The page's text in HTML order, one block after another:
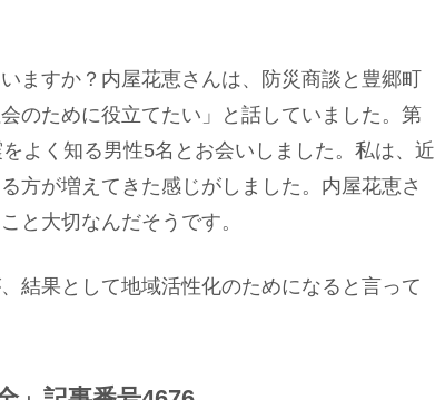
ますか？内屋花恵さんは、防災商談と豊郷町
のために役立てたい」と話していました。第
よく知る男性5名とお会いしました。私は、近
方が増えてきた感じがしました。内屋花恵さ
と大切なんだそうです。
結果として地域活性化のためになると言って